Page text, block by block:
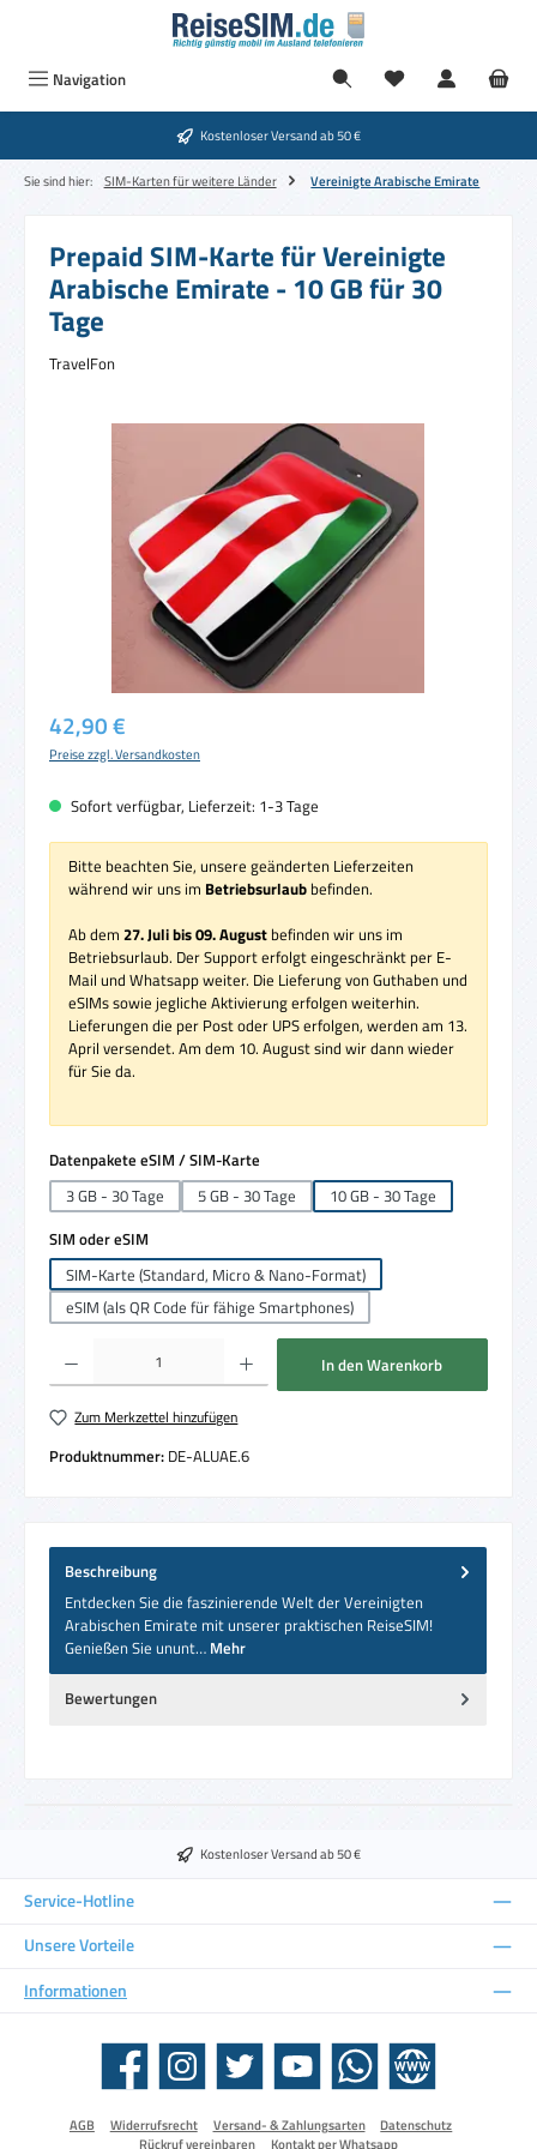
Zum Hauptinhalt springen
Navigation
Kostenloser Versand ab 50 €
Sie sind hier: SIM-Karten für weitere Länder Vereinigte Arabische Emirate
Prepaid SIM-Karte für Vereinigte
Arabische Emirate - 10 GB für 30
Tage
TravelFon
Regulärer Preis:
42,90 €
Preise zzgl. Versandkosten
Sofort verfügbar, Lieferzeit: 1-3 Tage
Bitte beachten Sie, unsere geänderten Lieferzeiten
während wir uns im Betriebsurlaub befinden.
Ab dem 27. Juli bis 09. August befinden wir uns im
Betriebsurlaub. Der Support erfolgt eingeschränkt per E-
Mail und Whatsapp weiter. Die Lieferung von Guthaben und
eSIMs sowie jegliche Aktivierung erfolgen weiterhin.
Lieferungen die per Post oder UPS erfolgen, werden am 13.
April versendet. Am dem 10. August sind wir dann wieder
für Sie da.
Datenpakete eSIM / SIM-Karte
3 GB - 30 Tage
5 GB - 30 Tage
10 GB - 30 Tage
SIM oder eSIM
SIM-Karte (Standard, Micro & Nano-Format)
eSIM (als QR Code für fähige Smartphones)
Produkt Anzahl: Gib den gewünschten Wert ein oder benutze die Schaltflächen um
In den Warenkorb
Zum Merkzettel hinzufügen
Produktnummer: DE-ALUAE.6
Beschreibung
Entdecken Sie die faszinierende Welt der Vereinigten
Arabischen Emirate mit unserer praktischen ReiseSIM!
Genießen Sie ununt… Mehr
Bewertungen
Kostenloser Versand ab 50 €
Service-Hotline
Unsere Vorteile
Informationen
Facebook Instagram Twitter YouTube WhatsApp Website
AGB Widerrufsrecht Versand- & Zahlungsarten
Datenschutz
Rückruf vereinbaren
Kontakt per Whatsapp